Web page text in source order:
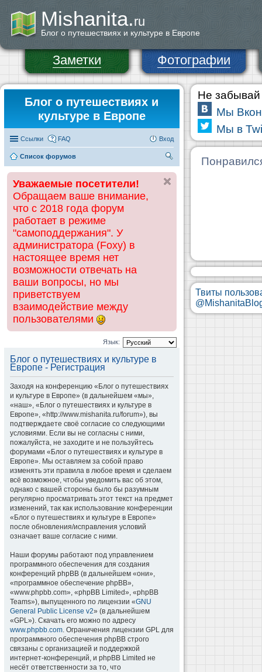
Mishanita.ru
Блог о путешествиях и культуре в Европе
Заметки Фотографии
Блог о путешествиях и
культуре в Европе
Ссылки FAQ Вход
Список форумов
ск
Уважаемые посетители!
Обращаем ваше внимание,
что с 2018 года форум
работает в режиме
"самоподдержания". У
администратора (Foxy) в
настоящее время нет
возможности отвечать на
ваши вопросы, но мы
приветствуем
взаимодействие между
пользователями
Язык:
Блог о путешествиях и культуре в
Европе - Регистрация
Заходя на конференцию «Блог о путешествиях
и культуре в Европе» (в дальнейшем «мы»,
«наш», «Блог о путешествиях и культуре в
Европе», «http://www.mishanita.ru/forum»), вы
подтверждаете своё согласие со следующими
условиями. Если вы не согласны с ними,
пожалуйста, не заходите и не пользуйтесь
форумами «Блог о путешествиях и культуре в
Европе». Мы оставляем за собой право
изменять эти правила в любое время и сделаем
всё возможное, чтобы уведомить вас об этом,
однако с вашей стороны было бы разумным
регулярно просматривать этот текст на предмет
изменений, так как использование конференции
«Блог о путешествиях и культуре в Европе»
после обновления/исправления условий
означает ваше согласие с ними.
Наши форумы работают под управлением
программного обеспечения для создания
конференций phpBB (в дальнейшем «они»,
«программное обеспечение phpBB»,
«www.phpbb.com», «phpBB Limited», «phpBB
Teams»), выпущенного по лицензии «GNU
General Public License v2» (в дальнейшем
«GPL»). Скачать его можно по адресу
www.phpbb.com. Ограничения лицензии GPL для
программного обеспечения phpBB строго
связаны с организацией и поддержкой
интернет-конференций, и phpBB Limited не
несёт ответственности за то, что
Не забывай
Мы
Мы в
Твиты